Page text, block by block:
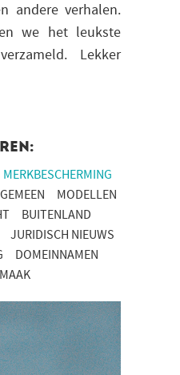
andere verhalen.
we het leukste
Lekker
MERKBESCHERMING
MODELLEN
BUITENLAND
JURIDISCH NIEUWS
DOMEINNAMEN